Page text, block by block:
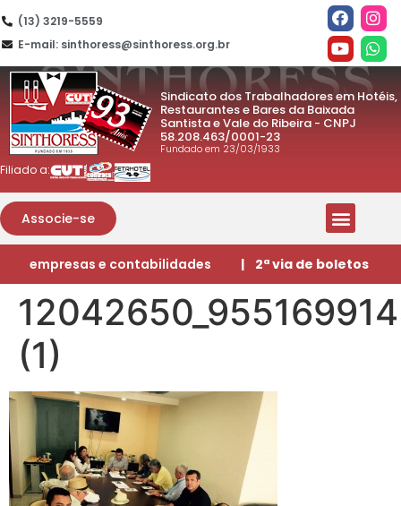
(13) 3219-5559
E-mail: sinthoress@sinthoress.org.br
Sindicato dos Trabalhadores em Hotéis,
Restaurantes e Bares da Baixada
Santista e Vale do Ribeira - CNPJ
58.208.463/0001-23
Fundado em 23/03/1933
Filiado a:
Associe-se
empresas e contabilidades | 2ª via de boletos
(1)